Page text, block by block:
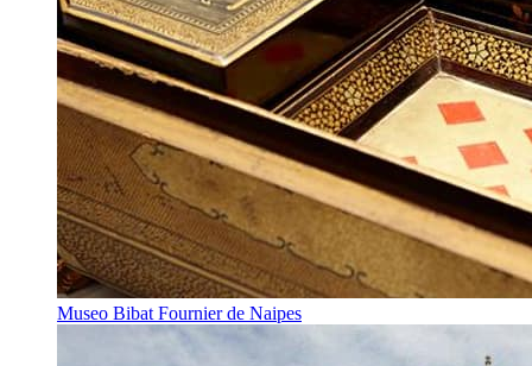
Museo Bibat Fournier de Naipes